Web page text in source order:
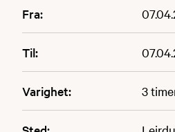
Fra:
Til:
Varighet: 3